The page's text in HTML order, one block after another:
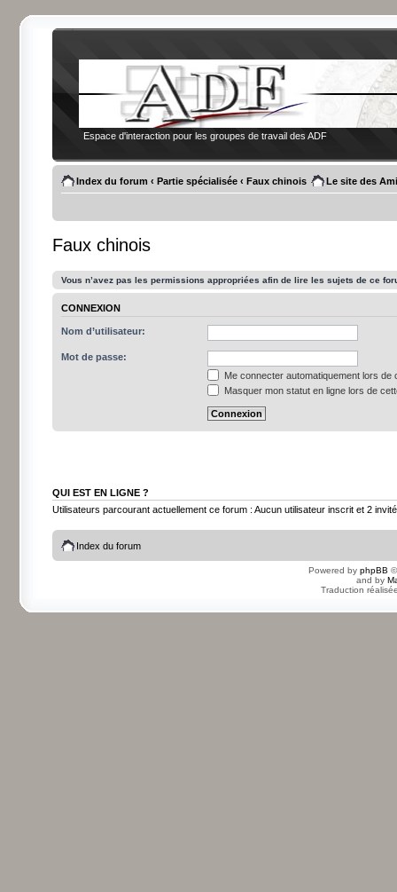
Espace d'interaction pour les groupes de travail des ADF
Index du forum ‹ Partie spécialisée ‹ Faux chinois Le site des
Faux chinois
Vous n’avez pas les permissions appropriées afin de lire les sujets de ce
CONNEXION
Nom d’utilisateur:
Mot de passe:
Me connecter automatiquement lors de
Masquer mon statut en ligne lors de
QUI EST EN LIGNE ?
Utilisateurs parcourant actuellement ce forum : Aucun utilisateur inscrit et 2
Index du forum
Powered by phpBB
and by
Traduction